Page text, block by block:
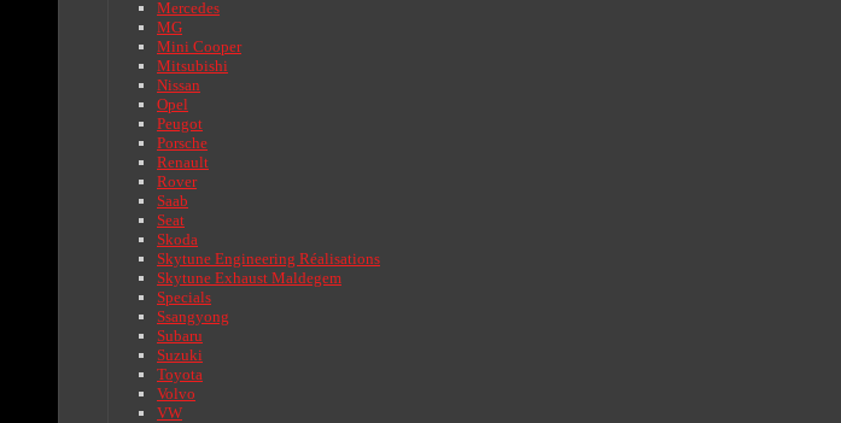
Mercedes
MG
Mini Cooper
Mitsubishi
Nissan
Opel
Peugot
Porsche
Renault
Rover
Saab
Seat
Skoda
Skytune Engineering Réalisations
Skytune Exhaust Maldegem
Specials
Ssangyong
Subaru
Suzuki
Toyota
Volvo
VW